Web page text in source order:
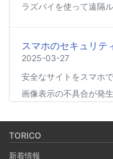
ラズパイを使って遠隔
スマホのセキュリテ
2025-03-27
安全なサイトをスマホ
画像表示の不具合が発
ィ対策とその影響につ
TORICO
新着情報